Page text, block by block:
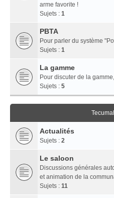
arme favorite !
Sujets : 1
PBTA
Pour parler du système
Sujets : 1
La gamme
Pour discuter de la
Sujets : 5
Actualités
Sujets : 2
Le saloon
Discussions générales
et animation de la
Sujets : 11